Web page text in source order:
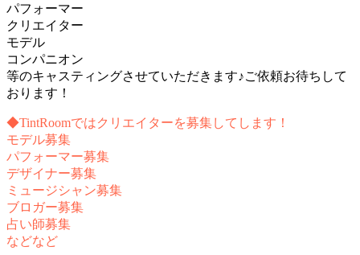
パフォーマー
クリエイター
モデル
コンパニオン
等のキャスティングさせていただきます♪ご依頼お待ちして
おります！
◆TintRoomではクリエイターを募集してします！
モデル募集
パフォーマー募集
デザイナー募集
ミュージシャン募集
ブロガー募集
占い師募集
などなど